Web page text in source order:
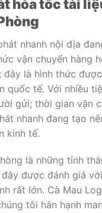
hỏa tốc tài
nhanh nội địa
vận chuyển hàng
đây là hình thức
quốc tế. Với nhiều
gửi; thời gian vận
nhanh đang tạo
kinh tế.
là những tỉnh
được đánh giá
rất lớn. Cà Mau
tôi hân hạnh